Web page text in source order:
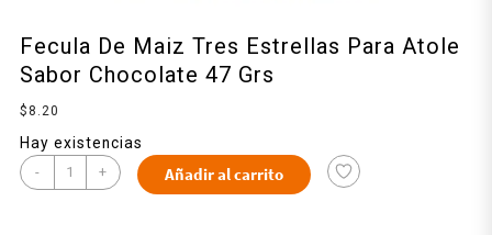
Fecula De Maiz Tres Estrellas Para Atole
Sabor Chocolate 47 Grs
$ 8.20
Hay existencias
- + Añadir al carrito